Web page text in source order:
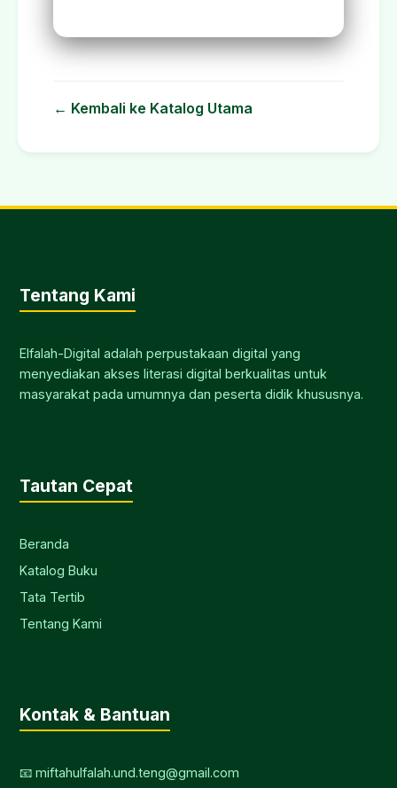
← Kembali ke Katalog Utama
Tentang Kami
Elfalah-Digital adalah perpustakaan digital yang
menyediakan akses literasi digital berkualitas untuk
masyarakat pada umumnya dan peserta didik khususnya.
Tautan Cepat
Beranda
Katalog Buku
Tata Tertib
Tentang Kami
Kontak & Bantuan
📧 miftahulfalah.und.teng@gmail.com